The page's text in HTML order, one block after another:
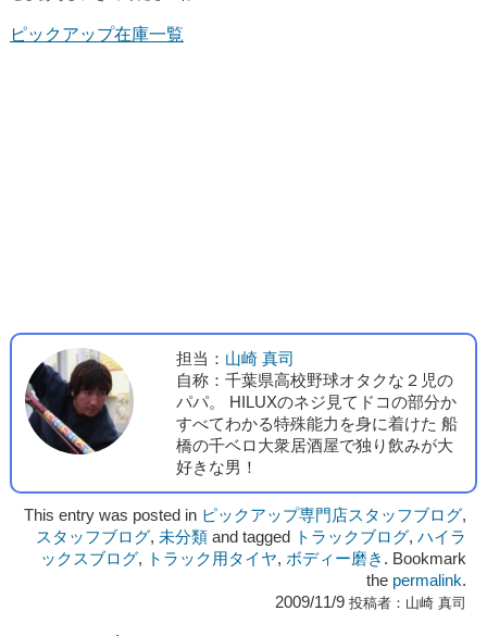
ピックアップ在庫一覧
担当： 山崎 真司
自称：千葉県高校野球オタクな２児の
パパ。 HILUXのネジ見てドコの部分か
すべてわかる特殊能力を身に着けた 船
橋の千ベロ大衆居酒屋で独り飲みが大
好きな男！
This entry was posted in ピックアップ専門店スタッフブログ,
スタッフブログ,未分類 and tagged トラックブログ,ハイラ
ックスブログ, トラック用タイヤ, ボディー磨き . Bookmark
the permalink.
2009/11/9 投稿者： 山崎 真司